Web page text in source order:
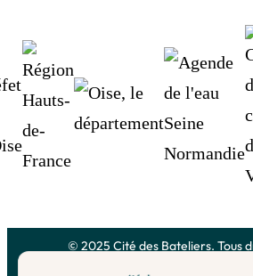
© 2025 Cité des Bateliers. Tous